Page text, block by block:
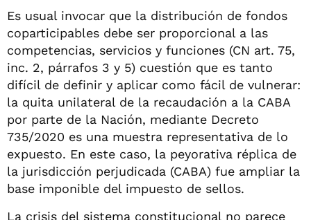
Es usual invocar que la distribución de fondos
coparticipables debe ser proporcional a las
competencias, servicios y funciones (CN art. 75,
inc. 2, párrafos 3 y 5) cuestión que es tanto
difícil de definir y aplicar como fácil de vulnerar:
la quita unilateral de la recaudación a la CABA
por parte de la Nación, mediante Decreto
735/2020 es una muestra representativa de lo
expuesto. En este caso, la peyorativa réplica de
la jurisdicción perjudicada (CABA) fue ampliar la
base imponible del impuesto de sellos.
La crisis del sistema constitucional no parece